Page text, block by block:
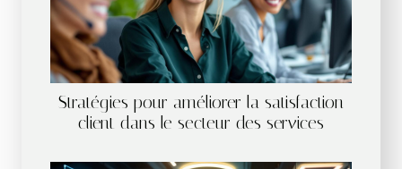
Stratégies pour améliorer la satisfaction
client dans le secteur des services